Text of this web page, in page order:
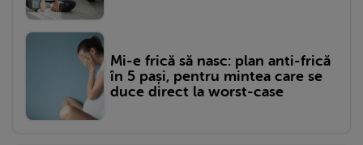
Mi-e frică să nasc: plan anti-frică
în 5 pași, pentru mintea care se
duce direct la worst-case